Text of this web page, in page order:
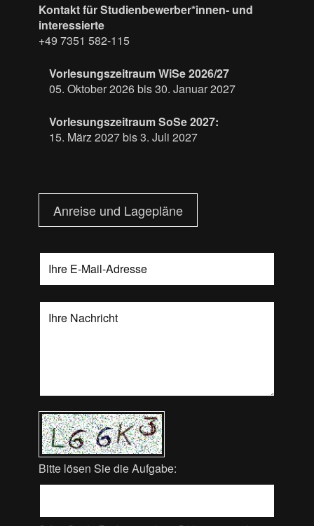
Kontakt für Studienbewerber*innen- und
interessierte
+49 7351 582-115
Vorlesungszeitraum WiSe 2026/27
05. Oktober 2026 bis 30. Januar 2027
Vorlesungszeitraum SoSe 2027:
15. März 2027 bis 3. Juli 2027
Anreise und Lagepläne
Bitte lösen Sie die Aufgabe: